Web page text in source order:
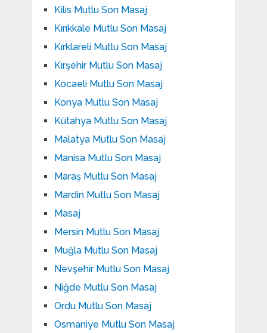
Kilis Mutlu Son Masaj
Kırıkkale Mutlu Son Masaj
Kırklareli Mutlu Son Masaj
Kırşehir Mutlu Son Masaj
Kocaeli Mutlu Son Masaj
Konya Mutlu Son Masaj
Kütahya Mutlu Son Masaj
Malatya Mutlu Son Masaj
Manisa Mutlu Son Masaj
Maraş Mutlu Son Masaj
Mardin Mutlu Son Masaj
Masaj
Mersin Mutlu Son Masaj
Muğla Mutlu Son Masaj
Nevşehir Mutlu Son Masaj
Niğde Mutlu Son Masaj
Ordu Mutlu Son Masaj
Osmaniye Mutlu Son Masaj